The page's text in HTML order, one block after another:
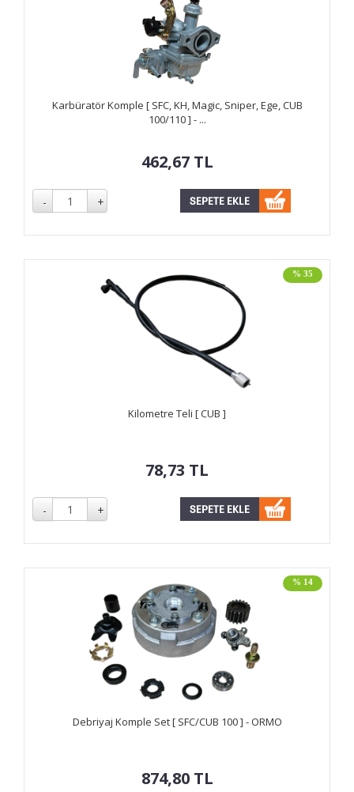
Karbüratör Komple [ SFC, KH, Magic, Sniper, Ege, CUB
100/110 ] - ...
462,67 TL
% 35
Kilometre Teli [ CUB ]
78,73 TL
% 14
Debriyaj Komple Set [ SFC/CUB 100 ] - ORMO
874,80 TL